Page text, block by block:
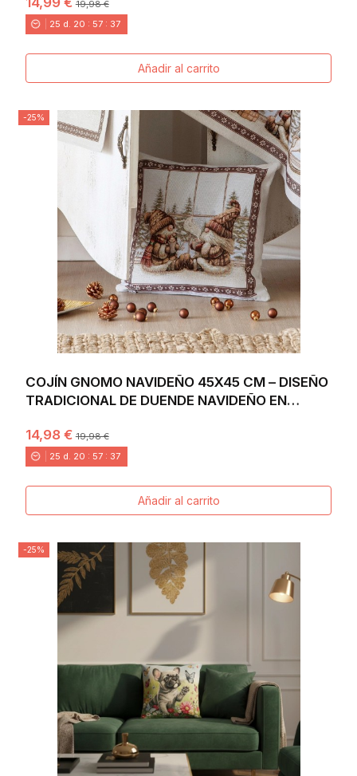
19,98 €
25 d. 20 : 57 : 36
Añadir al carrito
-25%
COJÍN GNOMO NAVIDEÑO 45X45 CM – DISEÑO
TRADICIONAL DE DUENDE NAVIDEÑO EN
14,98 €19,98 €
25 d. 20 : 57 : 36
Añadir al carrito
-25%